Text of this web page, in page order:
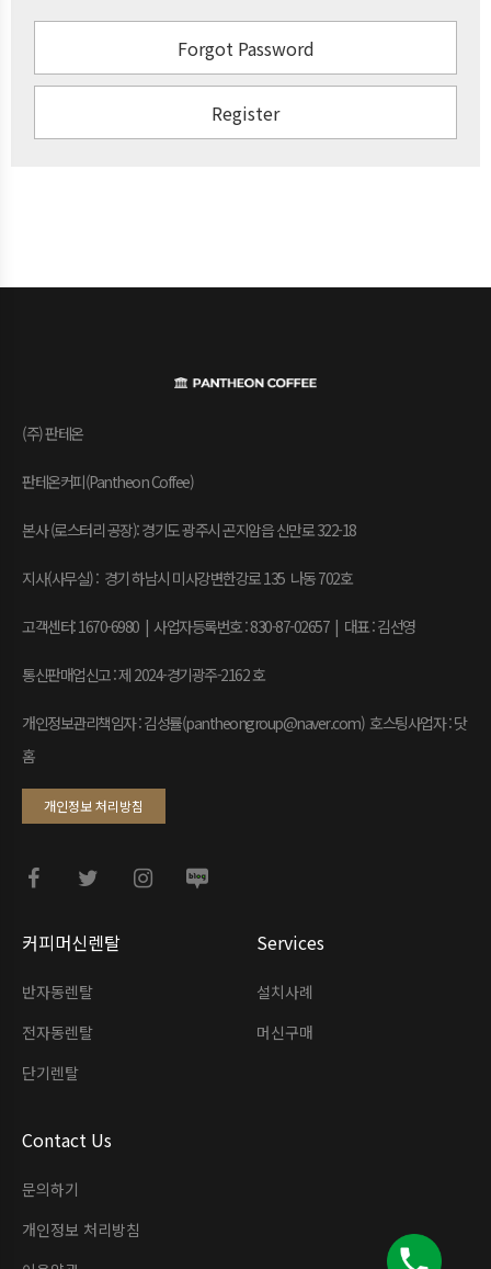
Forgot Password
Register
커피머신렌탈
반자동렌탈
전자동렌탈
단기렌탈
Services
설치사례
머신구매
Contact Us
문의하기
개인정보 처리방침
(주) 판테온
판테온커피(Pantheon Coffee)
본사 (로스터리 공장): 경기도 광주시 곤지암읍 신만로 322-18
지사(사무실) : 경기 하남시 미사강변한강로 135 나동 702호
고객센터: 1670-6980 | 사업자등록번호 : 830-87-02657 | 대표 : 김선영
통신판매업신고 : 제 2024-경기광주-2162 호
개인정보관리책임자 : 김성률(pantheongroup@naver.com) 호스팅사업자 : 닷
홈
개인정보 처리방침